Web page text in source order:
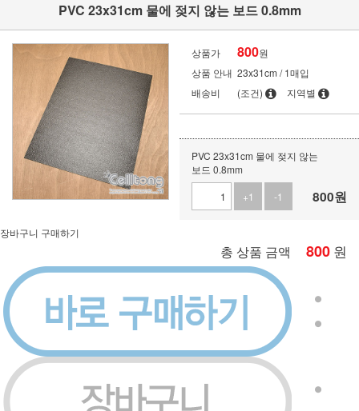
PVC 23x31cm 물에 젖지 않는 보드 0.8mm
상품가 800원
상품 안내 23x31cm / 1매입
배송비
(조건) 지역별
PVC 23x31cm 물에 젖지 않는
보드 0.8mm
+1
-1 800원
총 상품 금액 800 원
장바구니 구매하기